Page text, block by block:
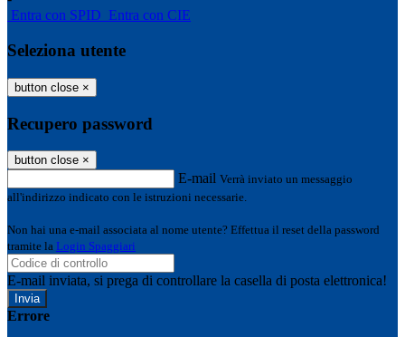
Entra con SPID Entra con CIE
Seleziona utente
button close ×
Recupero password
button close ×
E-mail Verrà inviato un messaggio
all'indirizzo indicato con le istruzioni necessarie.
Non hai una e-mail associata al nome utente? Effettua il reset della password
tramite la Login Spaggiari
E-mail inviata, si prega di controllare la casella di posta elettronica!
Errore